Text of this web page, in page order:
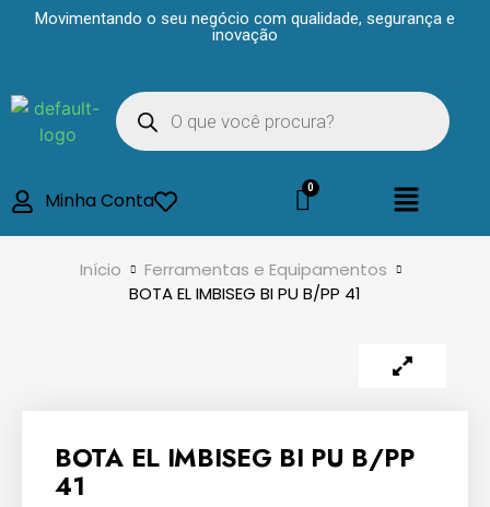
Movimentando o seu negócio com qualidade, segurança e
inovação
Minha Conta
Início
Ferramentas e Equipamentos
BOTA EL IMBISEG BI PU B/PP 41
BOTA EL IMBISEG BI PU B/PP
41